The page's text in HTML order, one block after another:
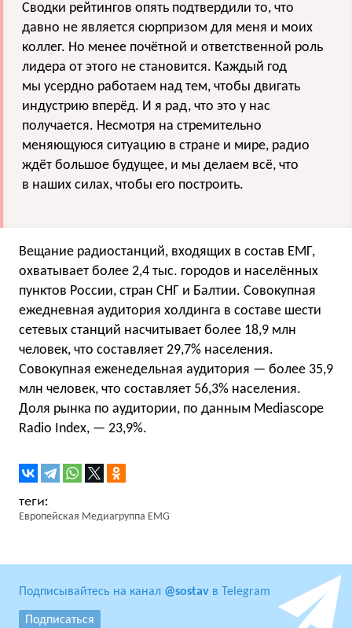
Сводки рейтингов опять подтвердили то, что
давно не является сюрпризом для меня и моих
коллег. Но менее почётной и ответственной роль
лидера от этого не становится. Каждый год
мы усердно работаем над тем, чтобы двигать
индустрию вперёд. И я рад, что это у нас
получается. Несмотря на стремительно
меняющуюся ситуацию в стране и мире, радио
ждёт большое будущее, и мы делаем всё, что
в наших силах, чтобы его построить.
Вещание радиостанций, входящих в состав ЕМГ,
охватывает более 2,4 тыс. городов и населённых
пунктов России, стран СНГ и Балтии. Совокупная
ежедневная аудитория холдинга в составе шести
сетевых станций насчитывает более 18,9 млн
человек, что составляет 29,7% населения.
Совокупная еженедельная аудитория — более 35,9
млн человек, что составляет 56,3% населения.
Доля рынка по аудитории, по данным Mediascope
Radio Index, — 23,9%.
Европейская Медиагруппа EMG
Подписывайтесь на канал @sostav в Telegram
Подписаться